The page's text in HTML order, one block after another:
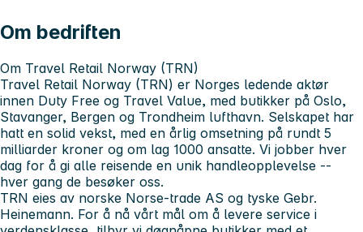
Om bedriften
Om Travel Retail Norway (TRN)
Travel Retail Norway (TRN) er Norges ledende aktør
innen Duty Free og Travel Value, med butikker på Oslo,
Stavanger, Bergen og Trondheim lufthavn. Selskapet har
hatt en solid vekst, med en årlig omsetning på rundt 5
milliarder kroner og om lag 1000 ansatte. Vi jobber hver
dag for å gi alle reisende en unik handleopplevelse --
hver gang de besøker oss.
TRN eies av norske Norse-trade AS og tyske Gebr.
Heinemann. For å nå vårt mål om å levere service i